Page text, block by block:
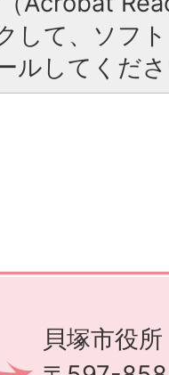
して、ソフ
ルしてくださ
貝塚市役所